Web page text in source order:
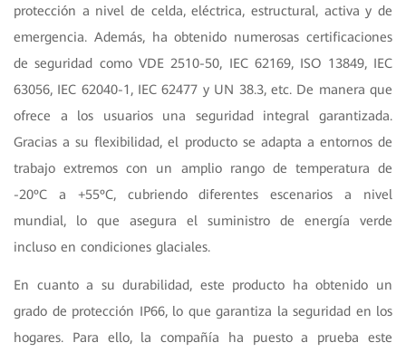
protección a nivel de celda, eléctrica, estructural, activa y de
emergencia. Además, ha obtenido numerosas certificaciones
de seguridad como VDE 2510-50, IEC 62169, ISO 13849, IEC
63056, IEC 62040-1, IEC 62477 y UN 38.3, etc. De manera que
ofrece a los usuarios una seguridad integral garantizada.
Gracias a su flexibilidad, el producto se adapta a entornos de
trabajo extremos con un amplio rango de temperatura de
-20ºC a +55ºC, cubriendo diferentes escenarios a nivel
mundial, lo que asegura el suministro de energía verde
incluso en condiciones glaciales.
En cuanto a su durabilidad, este producto ha obtenido un
grado de protección IP66, lo que garantiza la seguridad en los
hogares. Para ello, la compañía ha puesto a prueba este